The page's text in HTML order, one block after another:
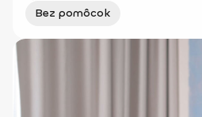
Bez pomôcok